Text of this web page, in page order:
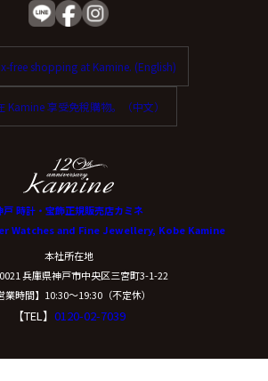
free shopping at Kamine. (English)
Kamine 享受免稅購物。（中文）
戸 時計・宝飾正規販売店カミネ
Watches and Fine Jewellery, Kobe Kamine
本社所在地
兵庫県神戸市中央区三宮町3-1-22
業時間】10:30〜19:30（不定休）
【TEL】 0120-02-7039